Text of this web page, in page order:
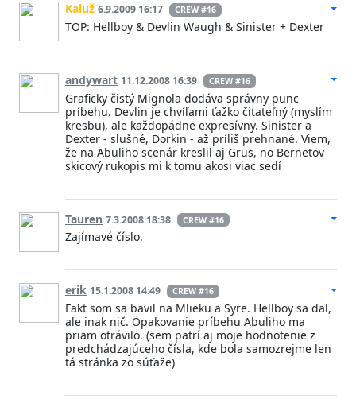
Kaluž 6.9.2009 16:17 CREW #16
TOP: Hellboy & Devlin Waugh & Sinister + Dexter
andywart 11.12.2008 16:39 CREW #16
Graficky čistý Mignola dodáva správny punc
príbehu. Devlin je chvíľami ťažko čitateľný (myslím
kresbu), ale každopádne expresívny. Sinister a
Dexter - slušné, Dorkin - až príliš prehnané. Viem,
že na Abuliho scenár kreslil aj Grus, no Bernetov
skicový rukopis mi k tomu akosi viac sedí
Tauren 7.3.2008 18:38 CREW #16
Zajímavé číslo.
erik 15.1.2008 14:49 CREW #16
Fakt som sa bavil na Mlieku a Syre. Hellboy sa dal,
ale inak nič. Opakovanie príbehu Abuliho ma
priam otrávilo. (sem patrí aj moje hodnotenie z
predchádzajúceho čísla, kde bola samozrejme len
tá stránka zo súťaže)